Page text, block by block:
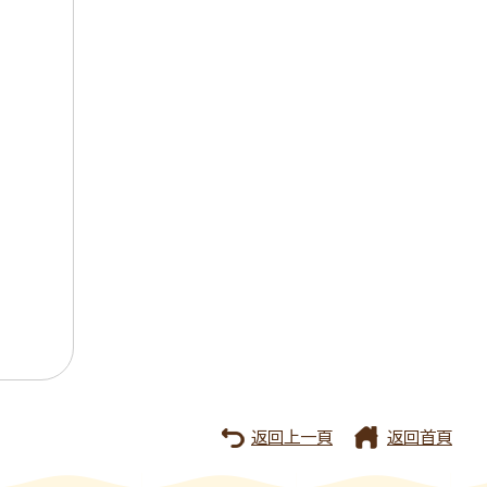
返回上一頁 返回首頁